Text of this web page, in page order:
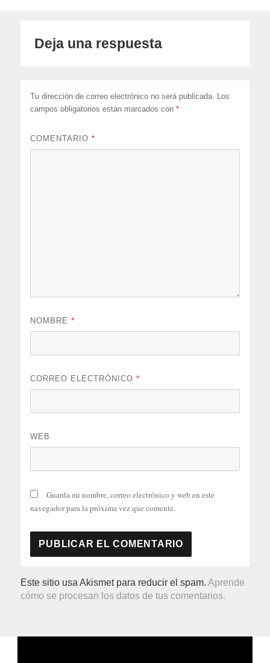
Deja una respuesta
Tu dirección de correo electrónico no será publicada. Los
campos obligatorios están marcados con*
COMENTARIO*
NOMBRE*
CORREO ELECTRÓNICO*
WEB
Guarda mi nombre, correo electrónico y web en este
navegador para la próxima vez que comente.
Este sitio usa Akismet para reducir el spam.Aprende
cómo se procesan los datos de tus comentarios.